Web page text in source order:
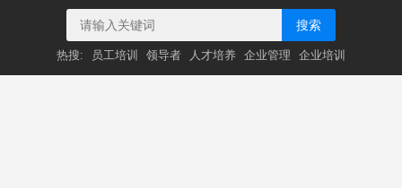
搜索
热搜: 员工培训 领导者 人才培养 企业管理 企业培训